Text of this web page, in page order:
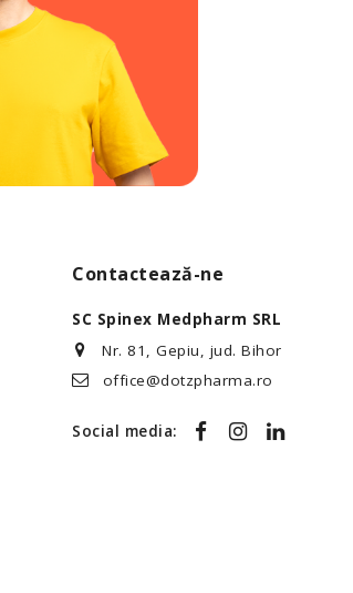
Contactează-ne
SC Spinex Medpharm SRL
Nr. 81, Gepiu, jud. Bihor
office@dotzpharma.ro
Social media: